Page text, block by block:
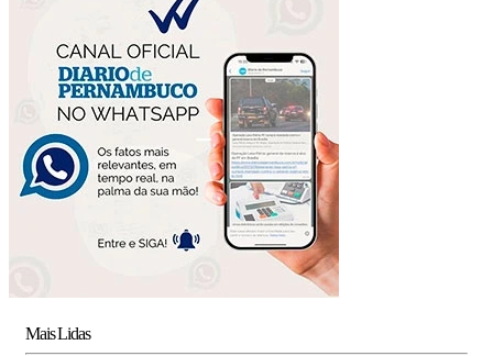
Mais Lidas